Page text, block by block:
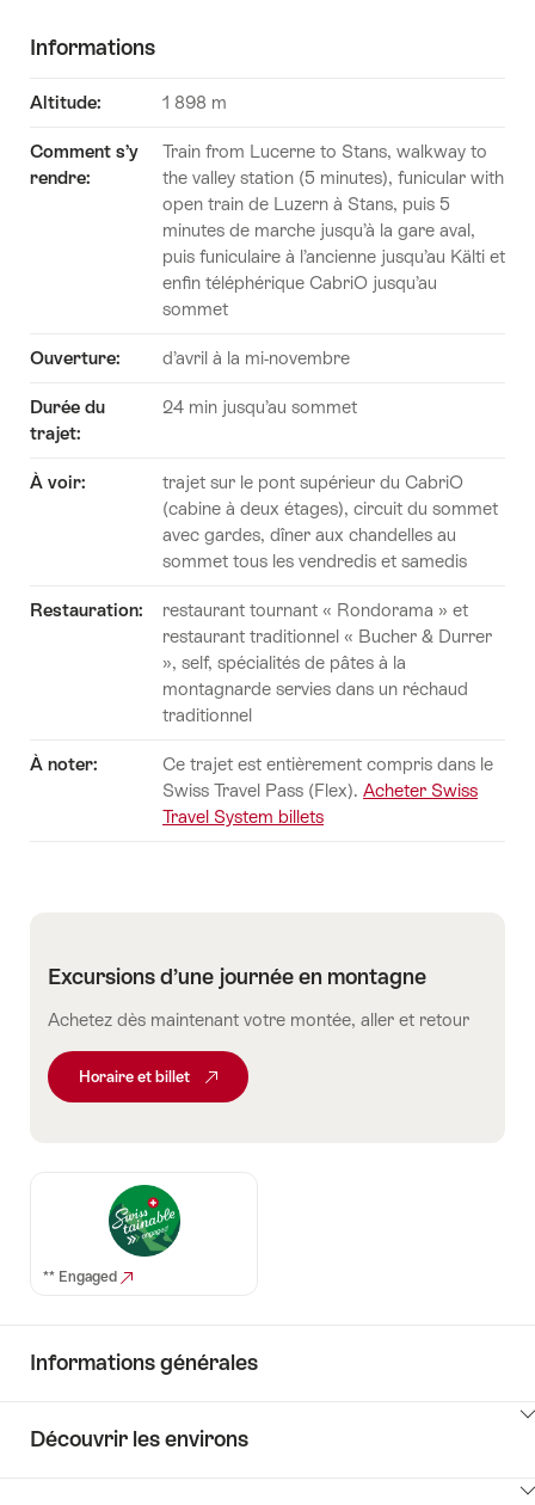
Informations
Altitude: 1 898 m
Comment s’y
rendre:
Train from Lucerne to Stans, walkway to
the valley station (5 minutes), funicular with
open train de Luzern à Stans, puis 5
minutes de marche jusqu’à la gare aval,
puis funiculaire à l’ancienne jusqu’au Kälti et
enfin téléphérique CabriO jusqu’au
sommet
Ouverture: d’avril à la mi-novembre
Durée du
trajet:
24 min jusqu’au sommet
À voir:
trajet sur le pont supérieur du CabriO
(cabine à deux étages), circuit du sommet
avec gardes, dîner aux chandelles au
sommet tous les vendredis et samedis
Restauration:
restaurant tournant « Rondorama » et
restaurant traditionnel « Bucher & Durrer
», self, spécialités de pâtes à la
montagnarde servies dans un réchaud
traditionnel
À noter:
Ce trajet est entièrement compris dans le
Swiss Travel Pass (Flex). Acheter Swiss
Travel System billets
Excursions d’une journée en montagne
Achetez dès maintenant votre montée, aller et retour
Horaire et billet
** Engaged
Informations générales
ici
Découvrir les environs